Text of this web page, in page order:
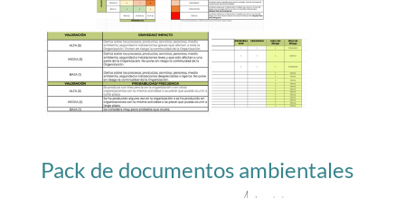
Pack de documentos ambientales